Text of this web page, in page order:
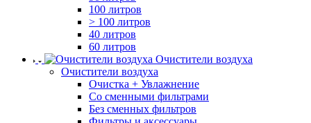
100 литров
> 100 литров
40 литров
60 литров
Очистители воздуха
Очистители воздуха
Очистка + Увлажнение
Cо сменными фильтрами
Без сменных фильтров